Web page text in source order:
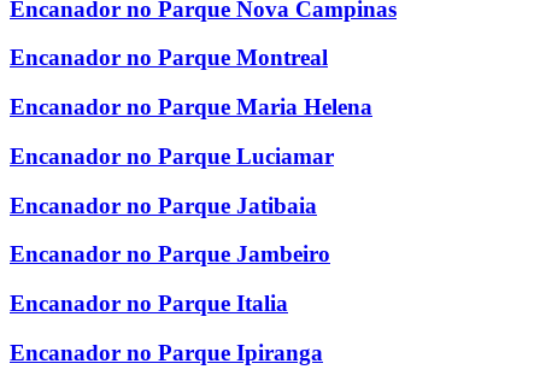
Encanador no Parque Nova Campinas
Encanador no Parque Montreal
Encanador no Parque Maria Helena
Encanador no Parque Luciamar
Encanador no Parque Jatibaia
Encanador no Parque Jambeiro
Encanador no Parque Italia
Encanador no Parque Ipiranga